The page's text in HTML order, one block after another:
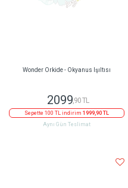
Wonder Orkide - Okyanus Işıltısı
2099,90 TL
Sepette 100 TL indirim1999,90 TL
Aynı Gün Teslimat